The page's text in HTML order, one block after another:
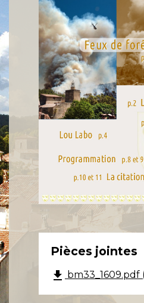
Pièces jointes
file_download bm33_1609.pdf